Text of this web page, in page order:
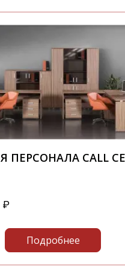
ПЕРСОНАЛА CALL
₽
Подробнее